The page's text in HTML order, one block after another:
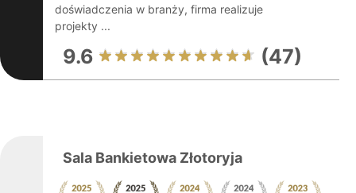
doświadczenia w branży, firma realizuje
projekty ...
9.6 (47)
Sala Bankietowa Złotoryja